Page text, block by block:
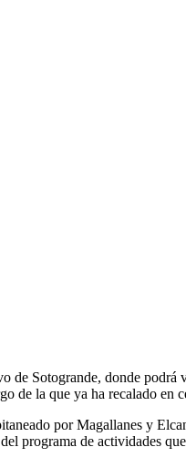
de Sotogrande, donde podrá
la que ya ha recalado en
por Magallanes y
programa de actividades